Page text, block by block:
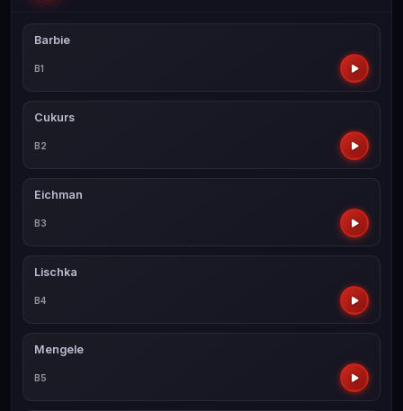
Barbie
B1
Cukurs
B2
Eichman
B3
Lischka
B4
Mengele
B5